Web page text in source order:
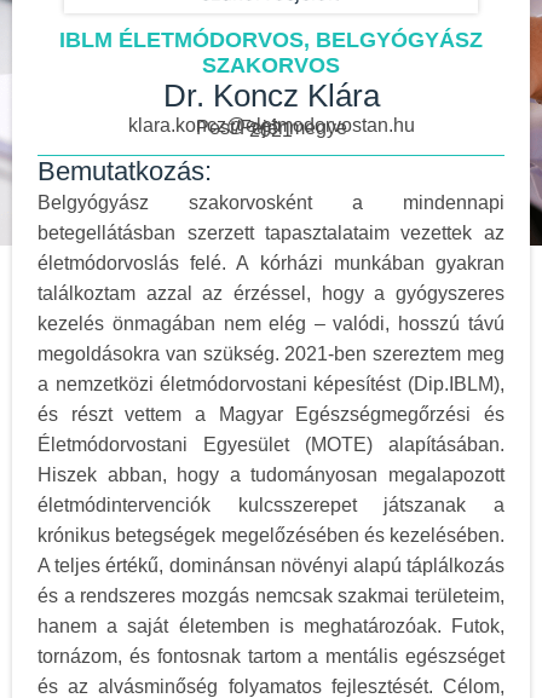
IBLM ÉLETMÓDORVOS, BELGYÓGYÁSZ
SZAKORVOS
Dr. Koncz Klára
klara.koncz@eletmodorvostan.hu
Pest/Fejér megye
2021
Bemutatkozás:
Belgyógyász szakorvosként a mindennapi
betegellátásban szerzett tapasztalataim vezettek az
életmódorvoslás felé. A kórházi munkában gyakran
találkoztam azzal az érzéssel, hogy a gyógyszeres
kezelés önmagában nem elég – valódi, hosszú távú
megoldásokra van szükség. 2021-ben szereztem meg
a nemzetközi életmódorvostani képesítést (Dip.IBLM),
és részt vettem a Magyar Egészségmegőrzési és
Életmódorvostani Egyesület (MOTE) alapításában.
Hiszek abban, hogy a tudományosan megalapozott
életmódintervenciók kulcsszerepet játszanak a
krónikus betegségek megelőzésében és kezelésében.
A teljes értékű, dominánsan növényi alapú táplálkozás
és a rendszeres mozgás nemcsak szakmai területeim,
hanem a saját életemben is meghatározóak. Futok,
tornázom, és fontosnak tartom a mentális egészséget
és az alvásminőség folyamatos fejlesztését. Célom,